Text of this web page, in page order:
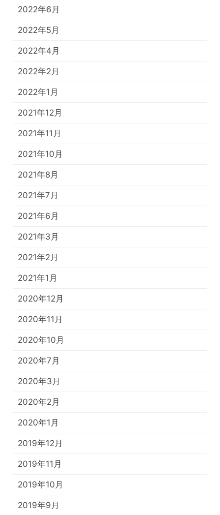
2022年6月
2022年5月
2022年4月
2022年2月
2022年1月
2021年12月
2021年11月
2021年10月
2021年8月
2021年7月
2021年6月
2021年3月
2021年2月
2021年1月
2020年12月
2020年11月
2020年10月
2020年7月
2020年3月
2020年2月
2020年1月
2019年12月
2019年11月
2019年10月
2019年9月